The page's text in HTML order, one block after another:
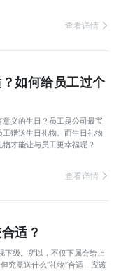
查看详情
如何给员工过个
义的生日？员工是公司最宝
赠送生日礼物。而生日礼物
才能让与员工更幸福呢？
查看详情
适？
下级。所以，不仅下属会给上
究竟送什么“礼物”合适，应该